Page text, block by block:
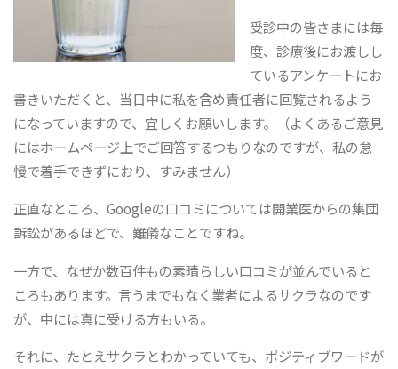
受診中の皆さまには毎
度、診療後にお渡しし
ているアンケートにお
書きいただくと、当日中に私を含め責任者に回覧されるよう
になっていますので、宜しくお願いします。（よくあるご意見
にはホームページ上でご回答するつもりなのですが、私の怠
慢で着手できずにおり、すみません）
正直なところ、Googleの口コミについては開業医からの集団
訴訟があるほどで、難儀なことですね。
一方で、なぜか数百件もの素晴らしい口コミが並んでいると
ころもあります。言うまでもなく業者によるサクラなのです
が、中には真に受ける方もいる。
それに、たとえサクラとわかっていても、ポジティブワードが